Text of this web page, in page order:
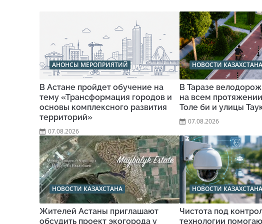
АНОНСЫ МЕРОПРИЯТИЙ
В Астане пройдет обучение на
тему «Трансформация городов и
основы комплексного развития
территорий»
07.08.2026
НОВОСТИ КАЗАХСТАНА
В Таразе
на всем
Толе би и улицы
07.08.2026
НОВОСТИ КАЗАХСТАНА
Жителей Астаны приглашают
обсудить проект экогорода у
НОВОСТИ КАЗАХСТАНА
Чистота под
технологии